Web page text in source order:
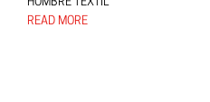
HOMBRE TEXTIL
READ MORE